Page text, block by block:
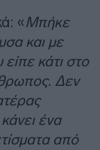
«Μπήκε
και με
κάτι στο
Δεν
ένα
από